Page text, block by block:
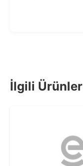
İlgili Ürünler